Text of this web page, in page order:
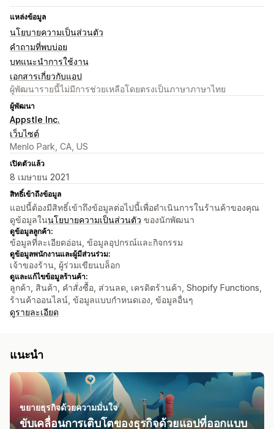
แหล่งข้อมูล
นโยบายความเป็นส่วนตัว
คำถามที่พบบ่อย
บทแนะนำการใช้งาน
เอกสารเกี่ยวกับแอป
ผู้พัฒนารายนี้ไม่มีการช่วยเหลือโดยตรงเป็นภาษาภาษาไทย
ผู้พัฒนา
Appstle Inc.
เว็บไซต์
Menlo Park, CA, US
เปิดตัวแล้ว
8 เมษายน 2021
สิทธิ์เข้าถึงข้อมูล
แอปนี้ต้องมีสิทธิ์เข้าถึงข้อมูลต่อไปนี้เพื่อดำเนินการในร้านค้าของคุณ
ดูข้อมูลในนโยบายความเป็นส่วนตัว ของนักพัฒนา
ดูข้อมูลลูกค้า:
ข้อมูลที่ละเอียดอ่อน, ข้อมูลอุปกรณ์และกิจกรรม
ดูข้อมูลพนักงานและผู้มีส่วนร่วม:
เจ้าของร้าน, ผู้ร่วมเขียนบล็อก
ดูและแก้ไขข้อมูลร้านค้า:
ลูกค้า, สินค้า, คำสั่งซื้อ, ส่วนลด, เครดิตร้านค้า, Shopify Functions,
ร้านค้าออนไลน์, ข้อมูลแบบกำหนดเอง, ข้อมูลอื่นๆ
ดูรายละเอียด
แนะนำ
ขยายธุรกิจด้วยความมั่นใจ
ขับเคลื่อนการเติบโตของธุรกิจด้วยแอปที่ออกแบบ